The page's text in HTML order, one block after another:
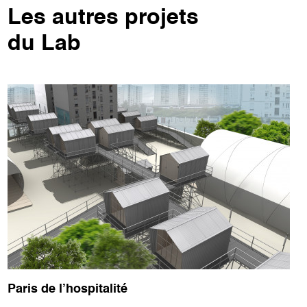
Les autres projets
du Lab
Paris de l’hospitalité